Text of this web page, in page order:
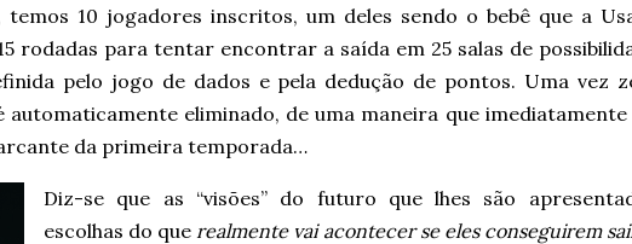
10 jogadores inscritos, um deles sendo o bebê que a
rodadas para tentar encontrar a saída em 25 salas de
pelo jogo de dados e pela dedução de pontos. Uma vez
eliminado, de uma maneira que imediatamente
da primeira temporada…
Diz-se que as “visões” do futuro que lhes são
escolhas do querealmente vai acontecer se eles conseguirem